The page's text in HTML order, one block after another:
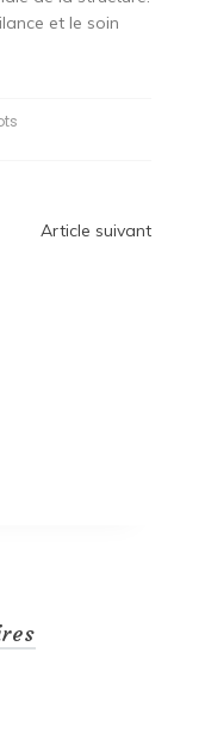
et le soin
Article suivant